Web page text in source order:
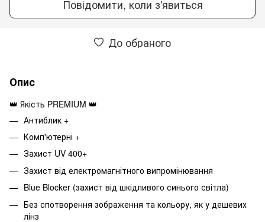
Повідомити, коли з'явиться
До обраного
Опис
👑 Якість PREMIUM 👑
Антиблик +
Комп'ютерні +
Захист UV 400+
Захист від електромагнітного випромінювання
Blue Blocker (захист від шкідливого синього світла)
Без спотворення зображення та кольору, як у дешевих
лінз